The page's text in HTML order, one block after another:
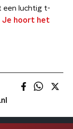
een luchtig t-
Je hoort het